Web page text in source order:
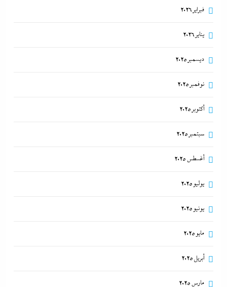
فبراير 2026
يناير 2026
ديسمبر 2025
نوفمبر 2025
أكتوبر 2025
سبتمبر 2025
أغسطس 2025
يوليو 2025
يونيو 2025
مايو 2025
أبريل 2025
مارس 2025